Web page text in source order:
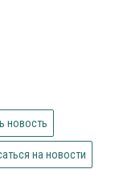
новость
на новости